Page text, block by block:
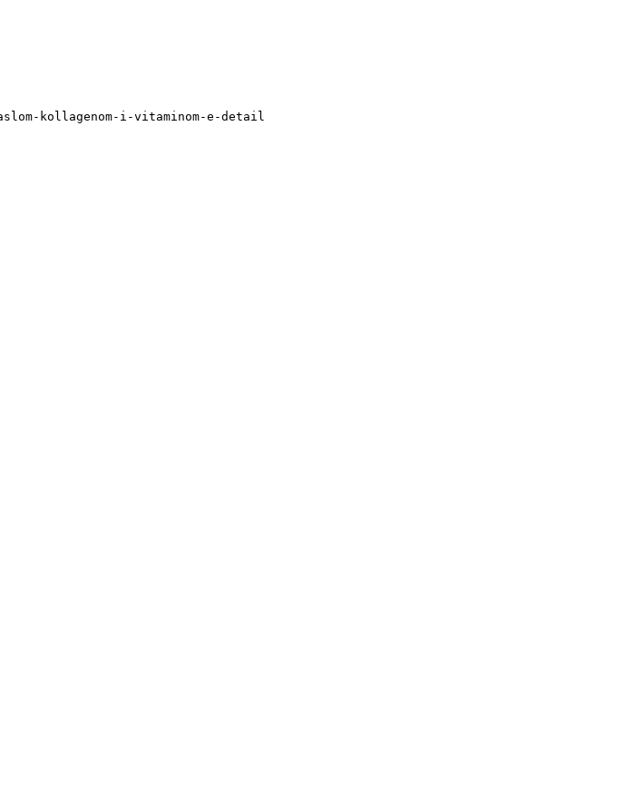
kollagenom-i-vitaminom-e-detail